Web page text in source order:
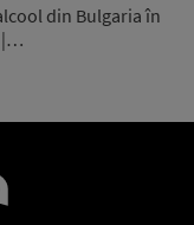
din Bulgaria în
|…